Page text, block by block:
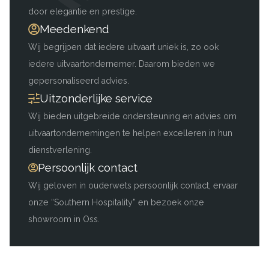
door elegantie en prestige.
Meedenkend
Wij begrijpen dat iedere uitvaart uniek is, zo ook
iedere uitvaartondernemer. Daarom bieden we
gepersonaliseerd advies.
Uitzonderlijke service
Wij bieden uitgebreide ondersteuning en advies om
uitvaartondernemingen te helpen excelleren in hun
dienstverlening.
Persoonlijk contact
Wij geloven in ouderwets persoonlijk contact, ervaar
onze “Southern Hospitality” en bezoek onze
showroom in Oss.